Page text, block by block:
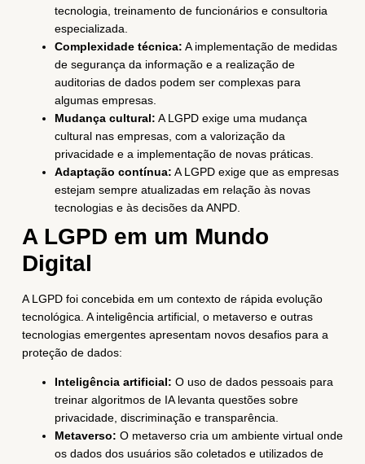
tecnologia, treinamento de funcionários e consultoria
especializada.
Complexidade técnica: A implementação de medidas
de segurança da informação e a realização de
auditorias de dados podem ser complexas para
algumas empresas.
Mudança cultural: A LGPD exige uma mudança
cultural nas empresas, com a valorização da
privacidade e a implementação de novas práticas.
Adaptação contínua: A LGPD exige que as empresas
estejam sempre atualizadas em relação às novas
tecnologias e às decisões da ANPD.
A LGPD em um Mundo
Digital
A LGPD foi concebida em um contexto de rápida evolução
tecnológica. A inteligência artificial, o metaverso e outras
tecnologias emergentes apresentam novos desafios para a
proteção de dados:
Inteligência artificial: O uso de dados pessoais para
treinar algoritmos de IA levanta questões sobre
privacidade, discriminação e transparência.
Metaverso: O metaverso cria um ambiente virtual onde
os dados dos usuários são coletados e utilizados de